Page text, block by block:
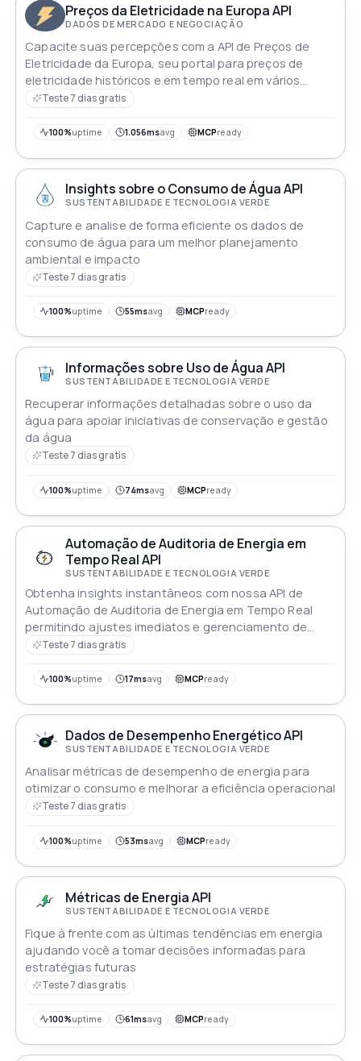
Preços da Eletricidade na Europa API
DADOS DE MERCADO E NEGOCIAÇÃO
Capacite suas percepções com a API de Preços de
Eletricidade da Europa, seu portal para preços de
eletricidade históricos e em tempo real em vários
países da UE. Libere o poder dos dados para otimizar a
mercado e permanecer eletrificadamente informado.
mercados de energia europeus
Teste 7 dias gratis
100%uptime 1.056msavg MCPready
Insights sobre o Consumo de Água API
SUSTENTABILIDADE E TECNOLOGIA VERDE
Capture e analise de forma eficiente os dados de
consumo de água para um melhor planejamento
ambiental e impacto
Teste 7 dias gratis
100%uptime 55msavg MCPready
Informações sobre Uso de Água API
SUSTENTABILIDADE E TECNOLOGIA VERDE
Recuperar informações detalhadas sobre o uso da
água para apoiar iniciativas de conservação e gestão
da água
Teste 7 dias gratis
100%uptime 74msavg MCPready
Automação de Auditoria de Energia em
Tempo Real API
SUSTENTABILIDADE E TECNOLOGIA VERDE
Obtenha insights instantâneos com nossa API de
Automação de Auditoria de Energia em Tempo Real
permitindo ajustes imediatos e gerenciamento de
energia mais inteligente
Teste 7 dias gratis
100%uptime 17msavg MCPready
Dados de Desempenho Energético API
SUSTENTABILIDADE E TECNOLOGIA VERDE
Analisar métricas de desempenho de energia para
otimizar o consumo e melhorar a eficiência operacional
Teste 7 dias gratis
100%uptime 53msavg MCPready
Métricas de Energia API
SUSTENTABILIDADE E TECNOLOGIA VERDE
Fique à frente com as últimas tendências em energia
ajudando você a tomar decisões informadas para
estratégias futuras
Teste 7 dias gratis
100%uptime 61msavg MCPready